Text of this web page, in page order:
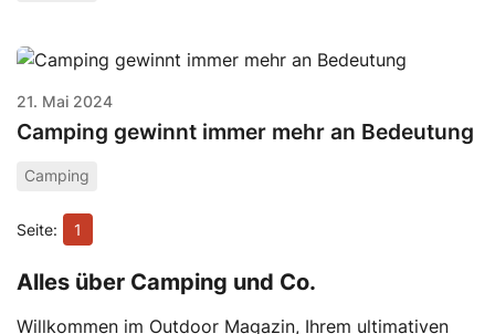
21. Mai 2024
Camping gewinnt immer mehr an Bedeutung
Camping
1
Alles über Camping und Co.
Willkommen im Outdoor Magazin, Ihrem ultimativen